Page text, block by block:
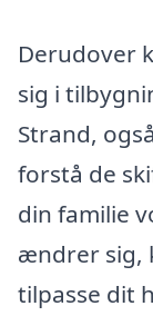
Derudover
sig i
Strand,
forstå de
din familie
ændrer sig,
tilpasse dit